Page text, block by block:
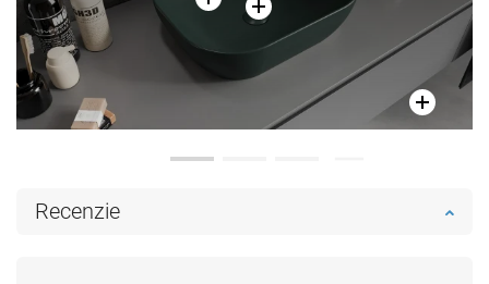
Recenzie